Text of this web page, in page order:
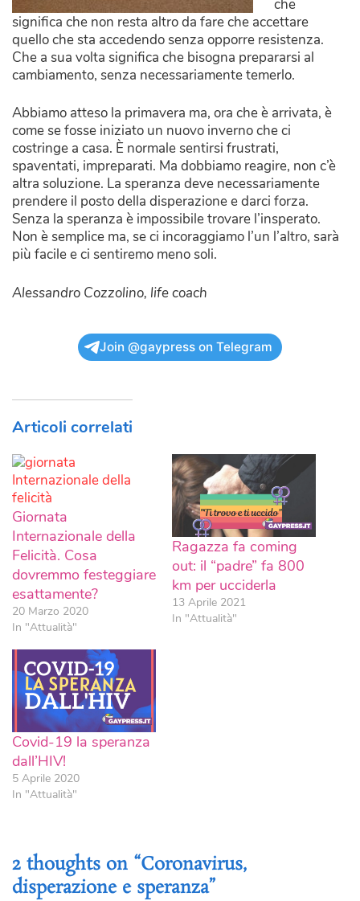
che
significa che non resta altro da fare che accettare
quello che sta accedendo senza opporre resistenza.
Che a sua volta significa che bisogna prepararsi al
cambiamento, senza necessariamente temerlo.
Abbiamo atteso la primavera ma, ora che è arrivata, è
come se fosse iniziato un nuovo inverno che ci
costringe a casa. È normale sentirsi frustrati,
spaventati, impreparati. Ma dobbiamo reagire, non c’è
altra soluzione. La speranza deve necessariamente
prendere il posto della disperazione e darci forza.
Senza la speranza è impossibile trovare l’insperato.
Non è semplice ma, se ci incoraggiamo l’un l’altro, sarà
più facile e ci sentiremo meno soli.
Alessandro Cozzolino, life coach
Join @gaypress on Telegram
Articoli correlati
Giornata
Internazionale della
Felicità. Cosa
dovremmo festeggiare
esattamente?
20 Marzo 2020
In "Attualità"
Ragazza fa coming
out: il “padre” fa 800
km per ucciderla
13 Aprile 2021
In "Attualità"
Covid-19 la speranza
dall’HIV!
5 Aprile 2020
In "Attualità"
2 thoughts on “Coronavirus,
disperazione e speranza”